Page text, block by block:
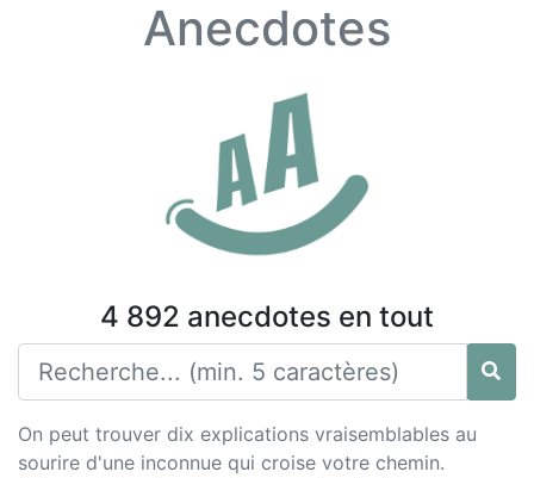
Anecdotes
4 892 anecdotes en tout
On peut trouver dix explications vraisemblables au
sourire d'une inconnue qui croise votre chemin.